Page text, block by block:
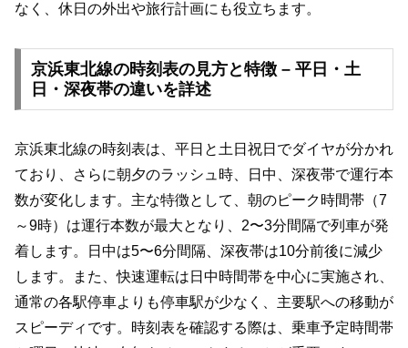
なく、休日の外出や旅行計画にも役立ちます。
京浜東北線の時刻表の見方と特徴 – 平日・土
日・深夜帯の違いを詳述
京浜東北線の時刻表は、平日と土日祝日でダイヤが分かれ
ており、さらに朝夕のラッシュ時、日中、深夜帯で運行本
数が変化します。主な特徴として、朝のピーク時間帯（7
～9時）は運行本数が最大となり、2〜3分間隔で列車が発
着します。日中は5〜6分間隔、深夜帯は10分前後に減少
します。また、快速運転は日中時間帯を中心に実施され、
通常の各駅停車よりも停車駅が少なく、主要駅への移動が
スピーディです。時刻表を確認する際は、乗車予定時間帯